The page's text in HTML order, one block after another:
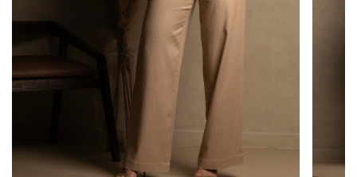
Composição:
100% Poliester
Observação:
Quando se tratar de um tecido
natural (linho ou viscose), a peça pode apresentar
leve encolhimento no comprimento após a
primeira lavagem.
Recomendamos seguir as instruções de lavagem
indicadas na etiqueta para garantir a durabilidade